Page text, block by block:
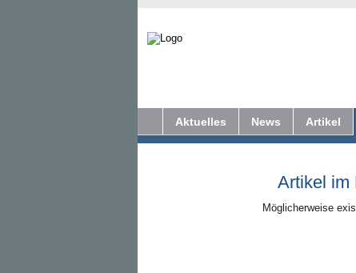
Aktuelles News Artikel
Artikel im
Möglicherweise